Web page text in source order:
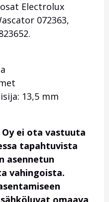
osat Electrolux
072363,
13,5 mm
ei ota vastuuta
tapahtuvista
asennetun
vahingoista.
omaava